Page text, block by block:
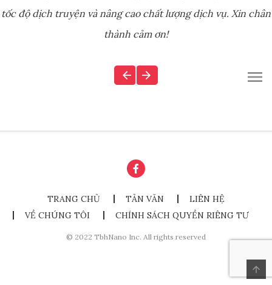
tốc độ dịch truyện và nâng cao chất lượng dịch vụ. Xin chân
thành cảm ơn!
TRANG CHỦ TẢN VĂN
LIÊN HỆ
VỀ CHÚNG TÔI
CHÍNH SÁCH QUYỀN RIÊNG TƯ
© 2022 TbhNano Inc. All rights reserved